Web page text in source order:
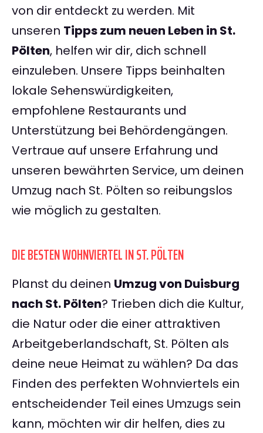
von dir entdeckt zu werden. Mit
unseren Tipps zum neuen Leben in St.
Pölten, helfen wir dir, dich schnell
einzuleben. Unsere Tipps beinhalten
lokale Sehenswürdigkeiten,
empfohlene Restaurants und
Unterstützung bei Behördengängen.
Vertraue auf unsere Erfahrung und
unseren bewährten Service, um deinen
Umzug nach St. Pölten so reibungslos
wie möglich zu gestalten.
DIE BESTEN WOHNVIERTEL IN ST. PÖLTEN
Planst du deinen Umzug von Duisburg
nach St. Pölten? Trieben dich die Kultur,
die Natur oder die einer attraktiven
Arbeitgeberlandschaft, St. Pölten als
deine neue Heimat zu wählen? Da das
Finden des perfekten Wohnviertels ein
entscheidender Teil eines Umzugs sein
kann, möchten wir dir helfen, dies zu